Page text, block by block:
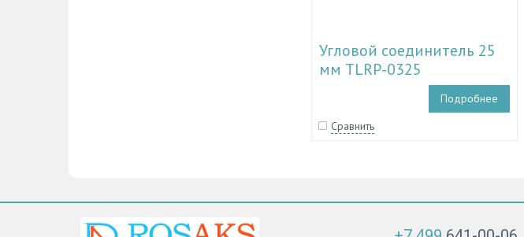
Угловой соединитель 25
мм TLRP-0325
Подробнее
Сравнить